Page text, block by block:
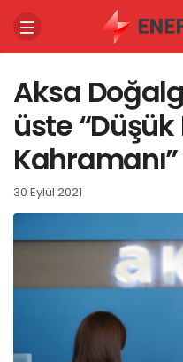
Aksa
üste
30 Eylül 2021